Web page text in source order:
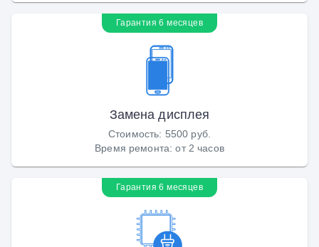
Гарантия 6 месяцев
Замена дисплея
Стоимость: 5500 руб.
Время ремонта:от 2 часов
Гарантия 6 месяцев